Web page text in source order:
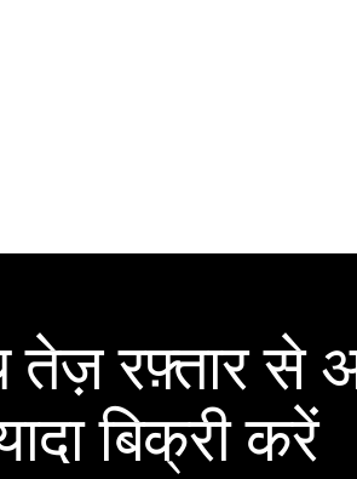
रफ़्तार से
बिक्री करें